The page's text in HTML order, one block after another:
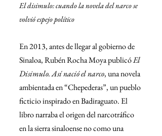
El disimulo: cuando la novela del narco se
volvió espejo político
En 2013, antes de llegar al gobierno de
Sinaloa, Rubén Rocha Moya publicó El
Disimulo. Así nació el narco, una novela
ambientada en “Chepederas”, un pueblo
ficticio inspirado en Badiraguato. El
libro narraba el origen del narcotráfico
en la sierra sinaloense no como una